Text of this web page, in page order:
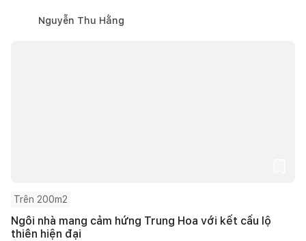
Nguyễn Thu Hằng
Trên 200m2
Ngôi nhà mang cảm hứng Trung Hoa với kết cấu lộ
thiên hiện đại